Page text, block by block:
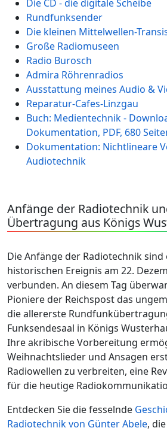
Die CD - die digitale Scheibe
Rundfunksender
Die kleinen Mittelwellen-
Große Radiomuseen
Radio Burosch
Admira Röhrenradios
Ausstattung meines Audio &
Reparatur-Cafes-Linzgau
Buch: Medientechnik -
Dokumentation, PDF, 680
Dokumentation: Nichtlineare
Audiotechnik
Anfänge der Radiotechnik
Übertragung aus Königs
Die Anfänge der Radiotechnik
historischen Ereignis am 22.
verbunden. An diesem Tag
Pioniere der Reichspost das
die allererste
Funksendesaal in Königs
Ihre akribische Vorbereitung
Weihnachtslieder und Ansagen
Radiowellen zu verbreiten, eine
für die heutige
Entdecken Sie die fesselnde
Radiotechnik von Günter Abele,